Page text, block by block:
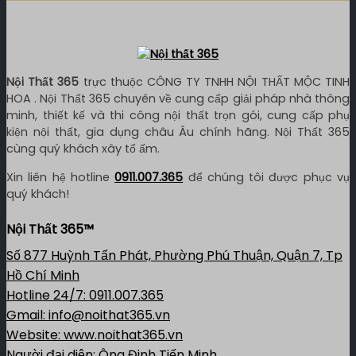
Nội Thất 365 trực thuộc CÔNG TY TNHH NỘI THẤT MỘC TINH
HOA . Nội Thất 365 chuyên về cung cấp giải pháp nhà thông
minh, thiết kế và thi công nội thất trọn gói, cung cấp phụ
kiện nội thất, gia dụng châu Âu chính hãng. Nội Thất 365
cùng quý khách xây tổ ấm.
Xin liên hệ hotline0911.007.365 để chúng tôi được phục vụ
quý khách!
Nội Thất 365™
Số 877 Huỳnh Tấn Phát, Phường Phú Thuận, Quận 7, Tp
Hồ Chí Minh
Hotline 24/7: 0911.007.365
Gmail: info@noithat365.vn
Website: www.noithat365.vn